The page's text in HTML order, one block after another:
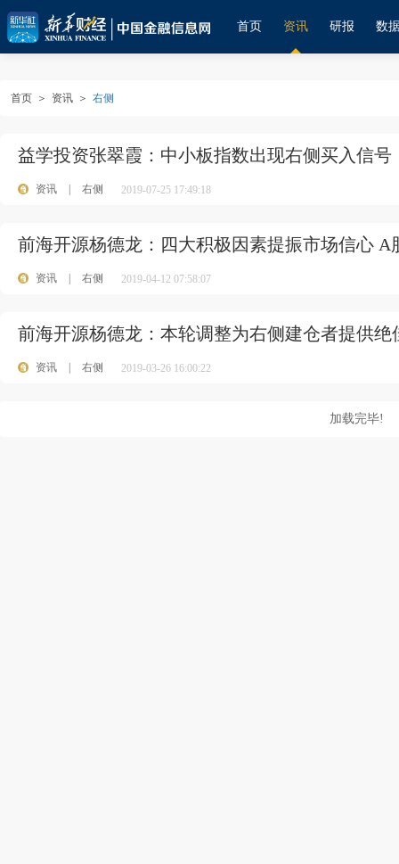
首页 资讯 研报 数
首页 ＞ 资讯 ＞ 右侧
益学投资张翠霞：中小板指数出现右侧买入信号
资讯 右侧 2019-07-25 17:49:18
前海开源杨德龙：四大积极因素提振市场信心 A
资讯 右侧 2019-04-12 07:58:07
前海开源杨德龙：本轮调整为右侧建仓者提供绝
资讯 右侧 2019-03-26 16:00:22
加载完毕!